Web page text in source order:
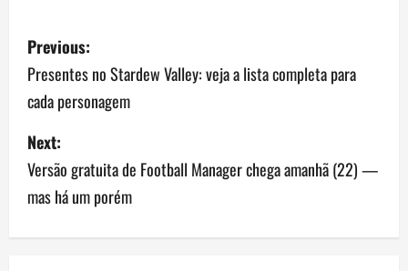
P
o
s
t
n
a
Previous:
Presentes no Stardew Valley: veja a lista completa para
cada personagem
Next:
Versão gratuita de Football Manager chega amanhã (22) —
mas há um porém